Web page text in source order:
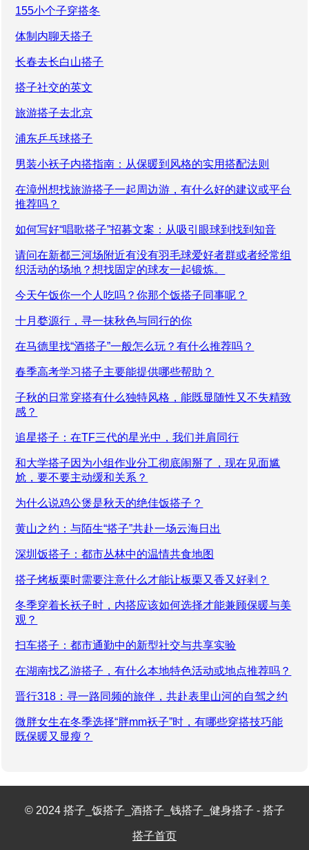
155小个子穿搭冬
体制内聊天搭子
长春去长白山搭子
搭子社交的英文
旅游搭子去北京
浦东乒乓球搭子
男装小袄子内搭指南：从保暖到风格的实用搭配法则
在漳州想找旅游搭子一起周边游，有什么好的建议或平台
推荐吗？
如何写好“唱歌搭子”招募文案：从吸引眼球到找到知音
请问在新都三河场附近有没有羽毛球爱好者群或者经常组
织活动的场地？想找固定的球友一起锻炼。
今天午饭你一个人吃吗？你那个饭搭子同事呢？
十月婺源行，寻一抹秋色与同行的你
在马德里找“酒搭子”一般怎么玩？有什么推荐吗？
春季高考学习搭子主要能提供哪些帮助？
子秋的日常穿搭有什么独特风格，能既显随性又不失精致
感？
追星搭子：在TF三代的星光中，我们并肩同行
和大学搭子因为小组作业分工彻底闹掰了，现在见面尴
尬，要不要主动缓和关系？
为什么说鸡公煲是秋天的绝佳饭搭子？
黄山之约：与陌生“搭子”共赴一场云海日出
深圳饭搭子：都市丛林中的温情共食地图
搭子烤板栗时需要注意什么才能让板栗又香又好剥？
冬季穿着长袄子时，内搭应该如何选择才能兼顾保暖与美
观？
扫车搭子：都市通勤中的新型社交与共享实验
在湖南找乙游搭子，有什么本地特色活动或地点推荐吗？
晋行318：寻一路同频的旅伴，共赴表里山河的自驾之约
微胖女生在冬季选择“胖mm袄子”时，有哪些穿搭技巧能
既保暖又显瘦？
© 2024 搭子_饭搭子_酒搭子_钱搭子_健身搭子 - 搭子
搭子首页